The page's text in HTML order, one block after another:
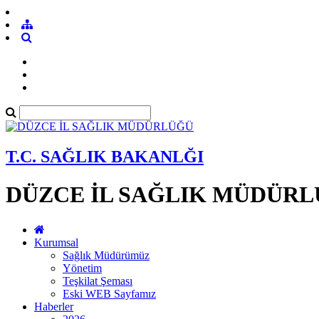
T.C. SAĞLIK BAKANLĞI
DÜZCE İL SAĞLIK
Kurumsal
Sağlık Müdürümüz
Yönetim
Teşkilat Şeması
Eski WEB Sayfamız
Haberler